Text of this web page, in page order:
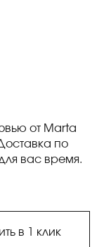
от Marta
по
вас время.
в 1 клик